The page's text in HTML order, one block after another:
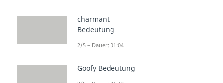
charmant
Bedeutung
2/5 – Dauer: 01:04
Goofy Bedeutung